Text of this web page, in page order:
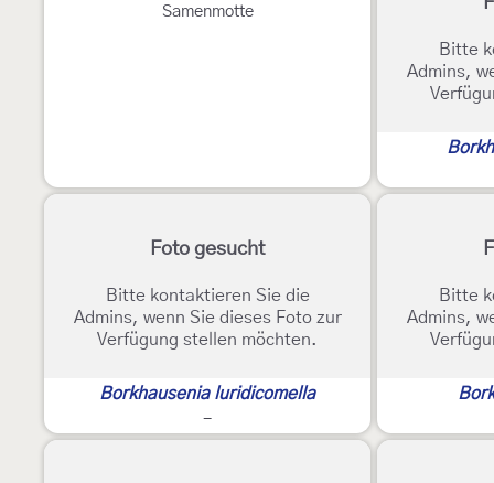
Samenmotte
Bitte
Admins,
Foto gesucht
Bitte kontaktieren Sie die
Admins, wenn Sie dieses Foto zur
Verfügung stellen möchten.
Borkhausenia luridicomella
-
Bitte
Admins,